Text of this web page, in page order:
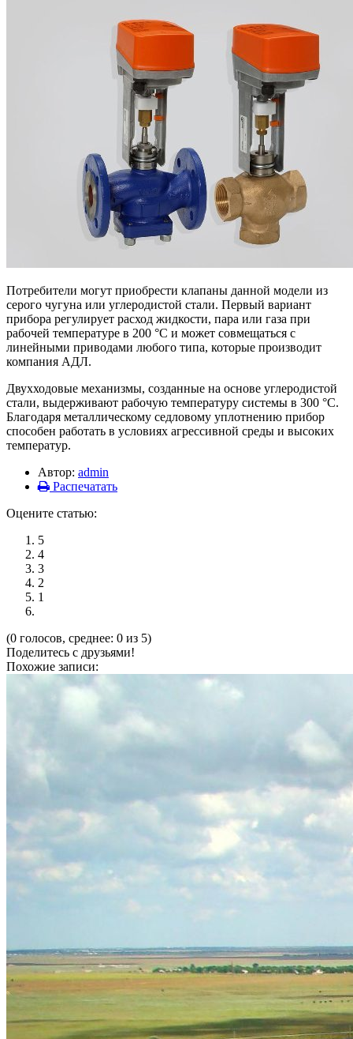
Потребители могут приобрести клапаны данной модели из
серого чугуна или углеродистой стали. Первый вариант
прибора регулирует расход жидкости, пара или газа при
рабочей температуре в 200 °C и может совмещаться с
линейными приводами любого типа, которые производит
компания АДЛ.
Двухходовые механизмы, созданные на основе углеродистой
стали, выдерживают рабочую температуру системы в 300 °C.
Благодаря металлическому седловому уплотнению прибор
способен работать в условиях агрессивной среды и высоких
температур.
Автор: admin
Распечатать
Оцените статью:
5
4
3
2
1
(0 голосов, среднее: 0 из 5)
Поделитесь с друзьями!
Похожие записи: